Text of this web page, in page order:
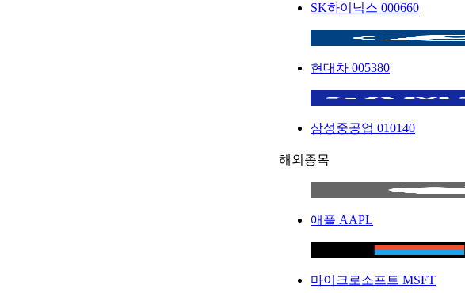
SK하이닉스 000660
현대차 005380
삼성중공업 010140
해외종목
애플 AAPL
마이크로소프트 MSFT